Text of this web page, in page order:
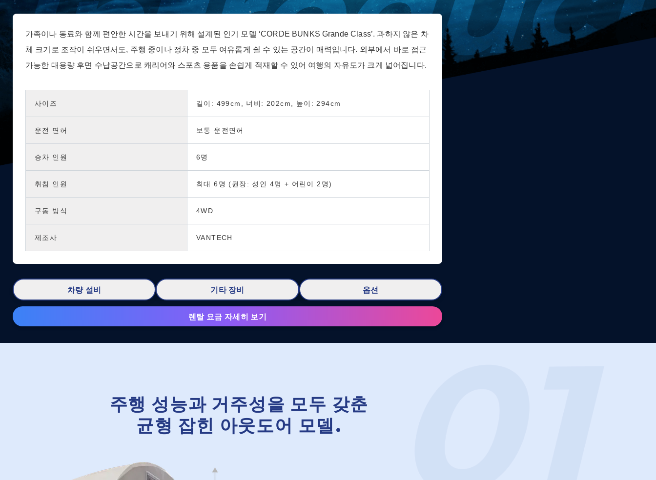
가족이나 동료와 함께 편안한 시간을 보내기 위해 설계된 인기 모델 ‘CORDE BUNKS Grande Class’. 과하지 않은 차
체 크기로 조작이 쉬우면서도, 주행 중이나 정차 중 모두 여유롭게 쉴 수 있는 공간이 매력입니다. 외부에서 바로 접근
가능한 대용량 후면 수납공간으로 캐리어와 스포츠 용품을 손쉽게 적재할 수 있어 여행의 자유도가 크게 넓어집니다.
사이즈 길이: 499cm, 너비: 202cm, 높이: 294cm
운전 면허 보통 운전면허
승차 인원 6명
취침 인원 최대 6명 (권장: 성인 4명 + 어린이 2명)
구동 방식 4WD
제조사 VANTECH
차량 설비 기타 장비 옵션
렌탈 요금 자세히 보기
주행 성능과 거주성을 모두 갖춘
균형 잡힌 아웃도어 모델.